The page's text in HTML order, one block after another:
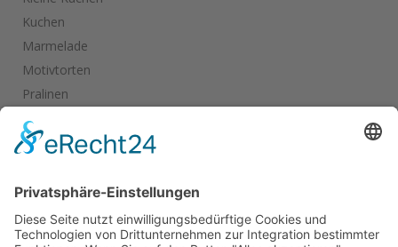
Kuchen
Marmelade
Motivtorten
Pralinen
Salate
Salziges
start_torte
Torten
Weihnachtskekse